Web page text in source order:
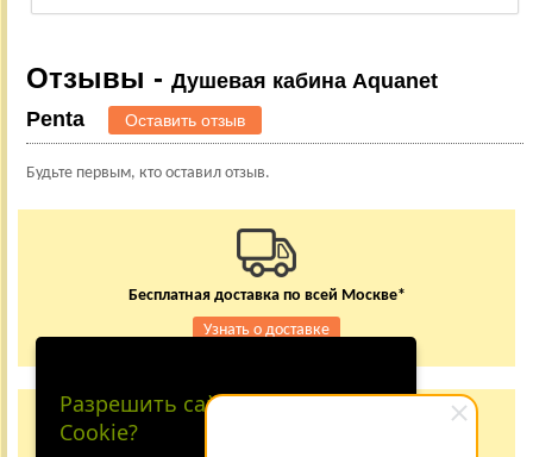
Отзывы - Душевая кабина Aquanet
Penta
Оставить отзыв
Будьте первым, кто оставил отзыв.
Бесплатная доставка по всей Москве*
Узнать о доставке
Заказывайте по телефону
Разрешить сайту принимать
Cookie?